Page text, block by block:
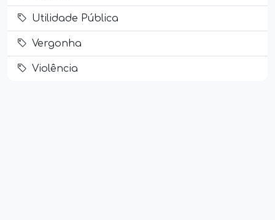
Utilidade Pública
Vergonha
Violência